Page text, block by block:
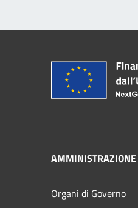
AMMINISTRAZIONE
Organi di Governo